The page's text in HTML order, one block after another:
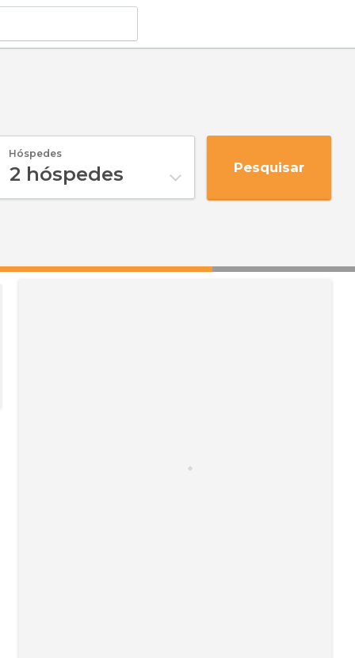
Hóspedes
2 hóspedes Pesquisar